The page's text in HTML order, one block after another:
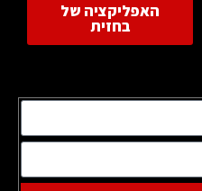
האפליקציה של
בחזית